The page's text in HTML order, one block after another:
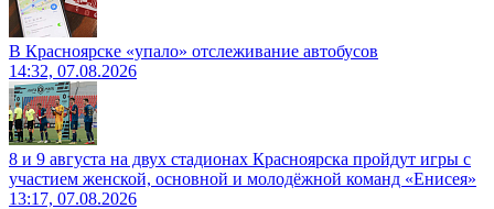
В Красноярске «упало» отслеживание автобусов
14:32, 07.08.2026
8 и 9 августа на двух стадионах Красноярска пройдут игры с
участием женской, основной и молодёжной команд «Енисея»
13:17, 07.08.2026